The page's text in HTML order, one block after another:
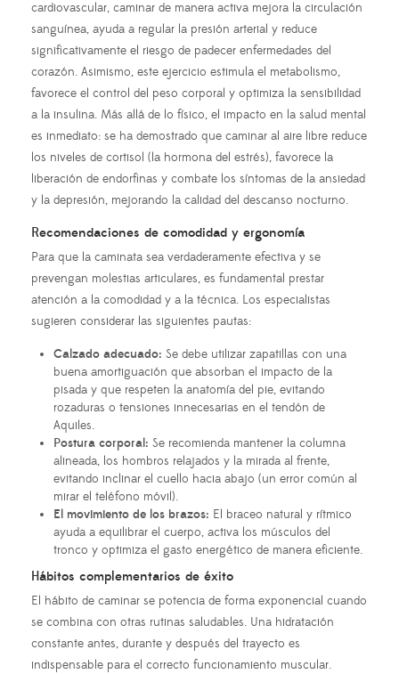
cardiovascular, caminar de manera activa mejora la circulación
sanguínea, ayuda a regular la presión arterial y reduce
significativamente el riesgo de padecer enfermedades del
corazón. Asimismo, este ejercicio estimula el metabolismo,
favorece el control del peso corporal y optimiza la sensibilidad
a la insulina. Más allá de lo físico, el impacto en la salud mental
es inmediato: se ha demostrado que caminar al aire libre reduce
los niveles de cortisol (la hormona del estrés), favorece la
liberación de endorfinas y combate los síntomas de la ansiedad
y la depresión, mejorando la calidad del descanso nocturno.
Recomendaciones de comodidad y ergonomía
Para que la caminata sea verdaderamente efectiva y se
prevengan molestias articulares, es fundamental prestar
atención a la comodidad y a la técnica. Los especialistas
sugieren considerar las siguientes pautas:
Calzado adecuado: Se debe utilizar zapatillas con una
buena amortiguación que absorban el impacto de la
pisada y que respeten la anatomía del pie, evitando
rozaduras o tensiones innecesarias en el tendón de
Aquiles.
Postura corporal: Se recomienda mantener la columna
alineada, los hombros relajados y la mirada al frente,
evitando inclinar el cuello hacia abajo (un error común al
mirar el teléfono móvil).
El movimiento de los brazos: El braceo natural y rítmico
ayuda a equilibrar el cuerpo, activa los músculos del
tronco y optimiza el gasto energético de manera eficiente.
Hábitos complementarios de éxito
El hábito de caminar se potencia de forma exponencial cuando
se combina con otras rutinas saludables. Una hidratación
constante antes, durante y después del trayecto es
indispensable para el correcto funcionamiento muscular.